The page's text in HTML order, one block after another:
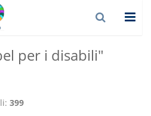
per i disabili"
399